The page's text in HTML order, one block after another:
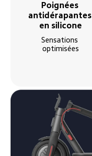
Poignées
antidérapantes
en silicone
Sensations
optimisées